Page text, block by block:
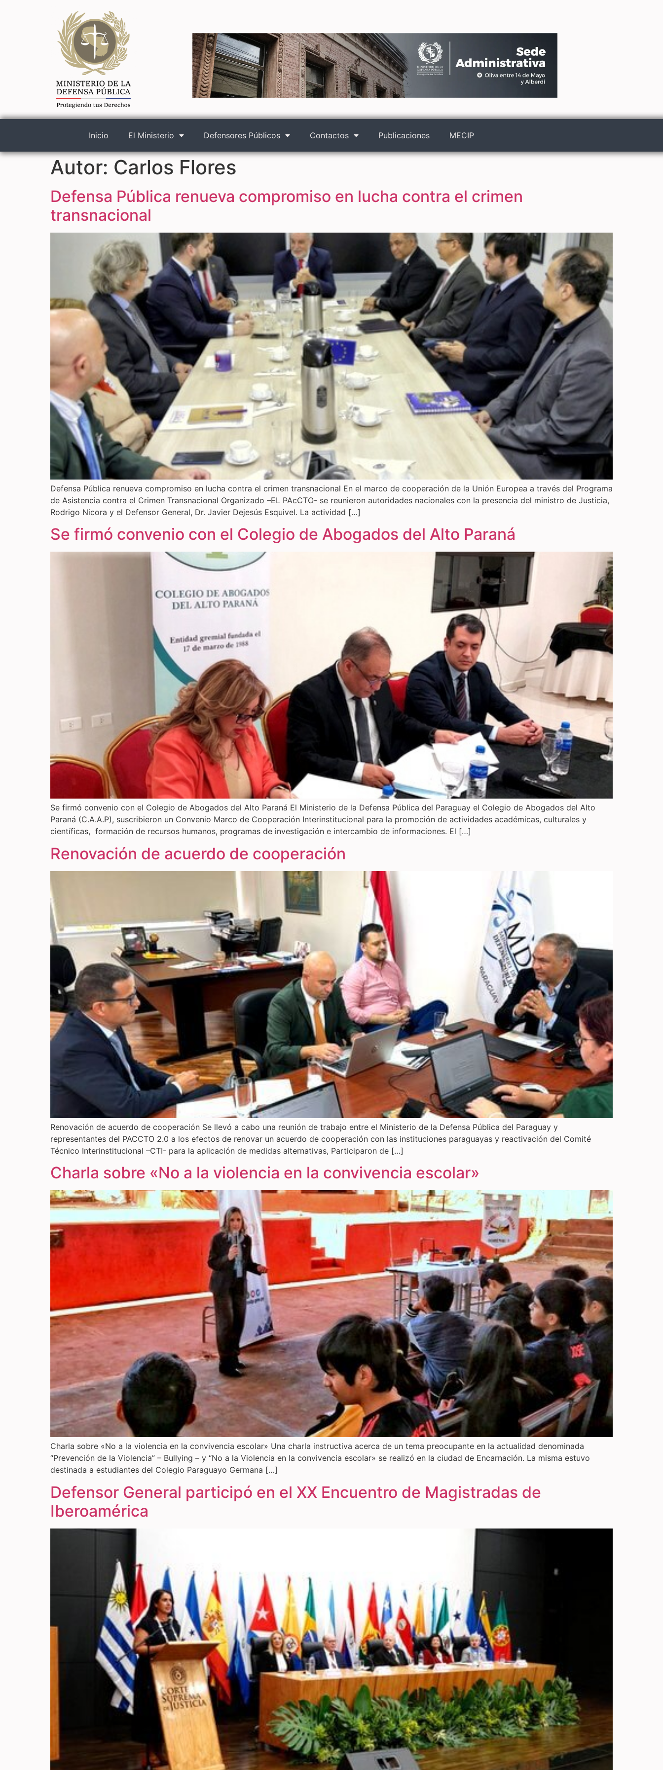
Inicio El Ministerio Defensores Públicos Contactos Publicaciones MECIP
Autor: Carlos Flores
Defensa Pública renueva compromiso en lucha contra el crimen
transnacional
Defensa Pública renueva compromiso en lucha contra el crimen transnacional En el marco de cooperación de la Unión Europea a través del Programa
de Asistencia contra el Crimen Transnacional Organizado –EL PAcCTO- se reunieron autoridades nacionales con la presencia del ministro de Justicia,
Rodrigo Nicora y el Defensor General, Dr. Javier Dejesús Esquivel. La actividad […]
Se firmó convenio con el Colegio de Abogados del Alto Paraná
Se firmó convenio con el Colegio de Abogados del Alto Paraná El Ministerio de la Defensa Pública del Paraguay el Colegio de Abogados del Alto
Paraná (C.A.A.P), suscribieron un Convenio Marco de Cooperación Interinstitucional para la promoción de actividades académicas, culturales y
científicas, formación de recursos humanos, programas de investigación e intercambio de informaciones. El […]
Renovación de acuerdo de cooperación
Renovación de acuerdo de cooperación Se llevó a cabo una reunión de trabajo entre el Ministerio de la Defensa Pública del Paraguay y
representantes del PACCTO 2.0 a los efectos de renovar un acuerdo de cooperación con las instituciones paraguayas y reactivación del Comité
Técnico Interinstitucional –CTI- para la aplicación de medidas alternativas, Participaron de […]
Charla sobre «No a la violencia en la convivencia escolar»
Charla sobre «No a la violencia en la convivencia escolar» Una charla instructiva acerca de un tema preocupante en la actualidad denominada
“Prevención de la Violencia” – Bullying – y “No a la Violencia en la convivencia escolar» se realizó en la ciudad de Encarnación. La misma estuvo
destinada a estudiantes del Colegio Paraguayo Germana […]
Defensor General participó en el XX Encuentro de Magistradas de
Iberoamérica